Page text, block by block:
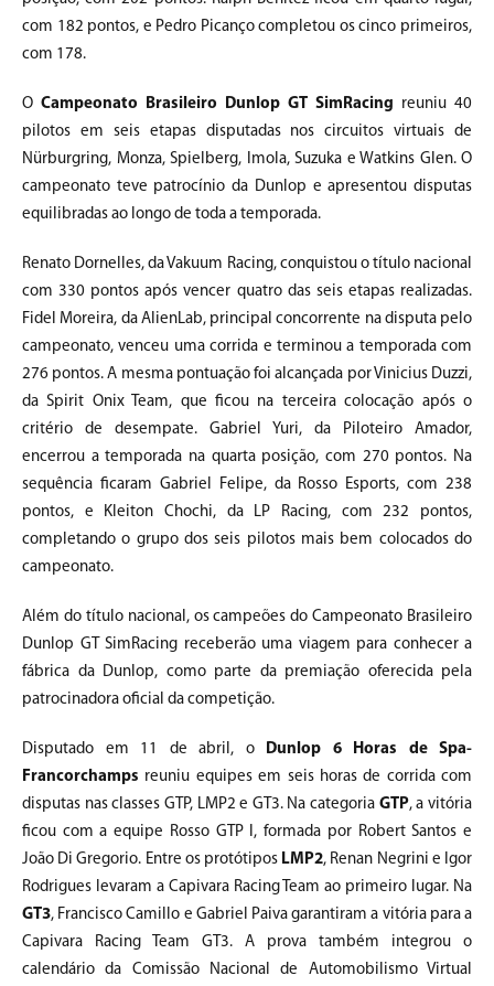
com 182 pontos, e Pedro Picanço completou os cinco primeiros,
com 178.
O Campeonato Brasileiro Dunlop GT SimRacing reuniu 40
pilotos em seis etapas disputadas nos circuitos virtuais de
Nürburgring, Monza, Spielberg, Imola, Suzuka e Watkins Glen. O
campeonato teve patrocínio da Dunlop e apresentou disputas
equilibradas ao longo de toda a temporada.
Renato Dornelles, da Vakuum Racing, conquistou o título nacional
com 330 pontos após vencer quatro das seis etapas realizadas.
Fidel Moreira, da AlienLab, principal concorrente na disputa pelo
campeonato, venceu uma corrida e terminou a temporada com
276 pontos. A mesma pontuação foi alcançada por Vinicius Duzzi,
da Spirit Onix Team, que ficou na terceira colocação após o
critério de desempate. Gabriel Yuri, da Piloteiro Amador,
encerrou a temporada na quarta posição, com 270 pontos. Na
sequência ficaram Gabriel Felipe, da Rosso Esports, com 238
pontos, e Kleiton Chochi, da LP Racing, com 232 pontos,
completando o grupo dos seis pilotos mais bem colocados do
campeonato.
Além do título nacional, os campeões do Campeonato Brasileiro
Dunlop GT SimRacing receberão uma viagem para conhecer a
fábrica da Dunlop, como parte da premiação oferecida pela
patrocinadora oficial da competição.
Disputado em 11 de abril, o
Dunlop 6 Horas de Spa-
Francorchamps reuniu equipes em seis horas de corrida com
disputas nas classes GTP, LMP2 e GT3. Na categoria GTP, a vitória
ficou com a equipe Rosso GTP I, formada por Robert Santos e
João Di Gregorio. Entre os protótipos LMP2, Renan Negrini e Igor
Rodrigues levaram a Capivara Racing Team ao primeiro lugar. Na
GT3, Francisco Camillo e Gabriel Paiva garantiram a vitória para a
Capivara Racing Team GT3. A prova também integrou o
calendário da Comissão Nacional de Automobilismo Virtual